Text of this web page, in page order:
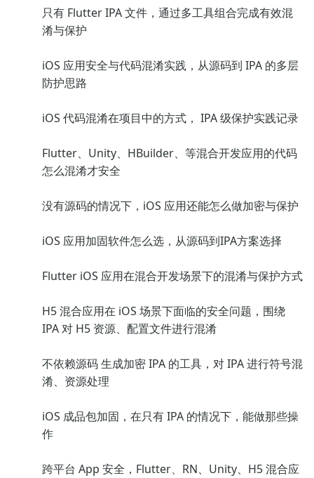
只有 Flutter IPA 文件，通过多工具组合完成有效混
淆与保护
iOS 应用安全与代码混淆实践，从源码到 IPA 的多层
防护思路
iOS 代码混淆在项目中的方式， IPA 级保护实践记录
Flutter、Unity、HBuilder、等混合开发应用的代码
怎么混淆才安全
没有源码的情况下，iOS 应用还能怎么做加密与保护
iOS 应用加固软件怎么选，从源码到IPA方案选择
Flutter iOS 应用在混合开发场景下的混淆与保护方式
H5 混合应用在 iOS 场景下面临的安全问题，围绕
IPA 对 H5 资源、配置文件进行混淆
不依赖源码 生成加密 IPA 的工具，对 IPA 进行符号混
淆、资源处理
iOS 成品包加固，在只有 IPA 的情况下，能做那些操
作
跨平台 App 安全，Flutter、RN、Unity、H5 混合应